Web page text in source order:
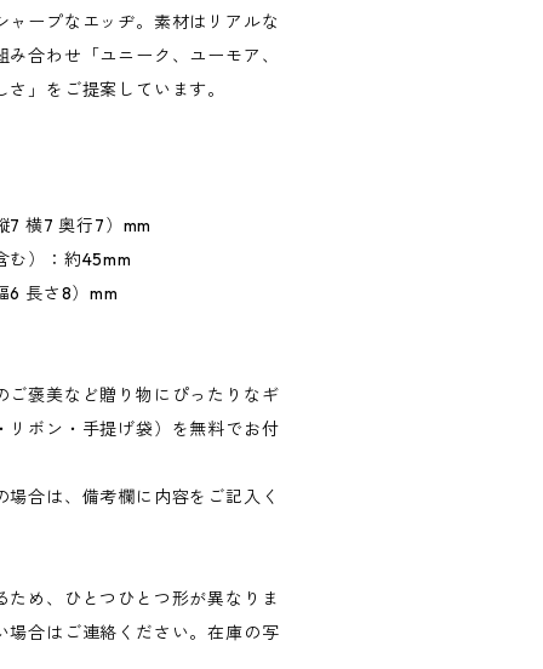
ープなエッヂ。素材はリアルな
合わせ「ユニーク、ユーモア、
」をご提案しています。
7 横7 奥行7）mm
む）：約45mm
6 長さ8）mm
ご褒美など贈り物にぴったりなギ
リボン・手提げ袋）を無料でお付
合は、備考欄に内容をご記入く
め、ひとつひとつ形が異なりま
場合はご連絡ください。在庫の写